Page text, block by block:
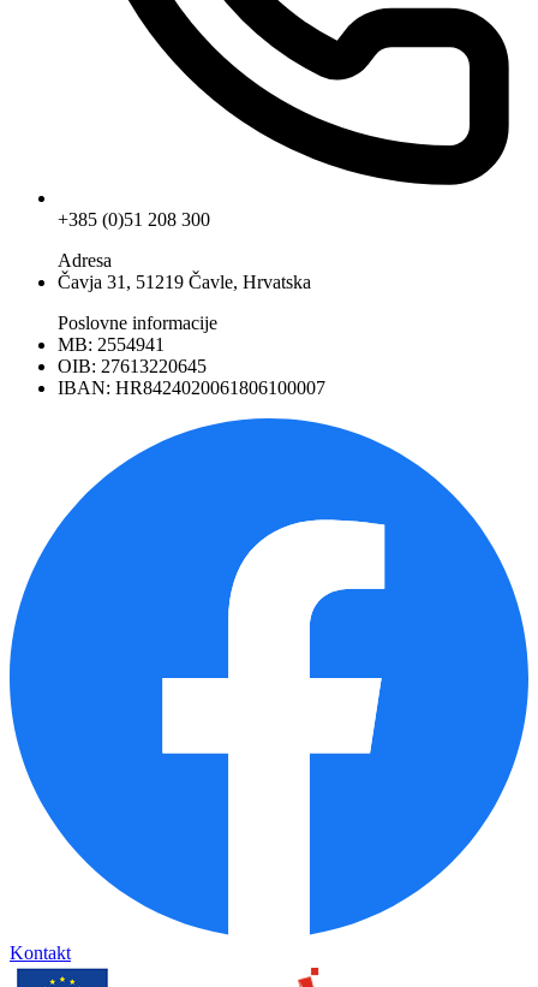
+385 (0)51 208 300
Adresa
Čavja 31, 51219 Čavle, Hrvatska
Poslovne informacije
MB: 2554941
OIB: 27613220645
IBAN: HR8424020061806100007
Kontakt